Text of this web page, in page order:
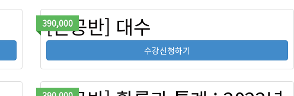
390,000
[혼공반] 대수
수강신청하기